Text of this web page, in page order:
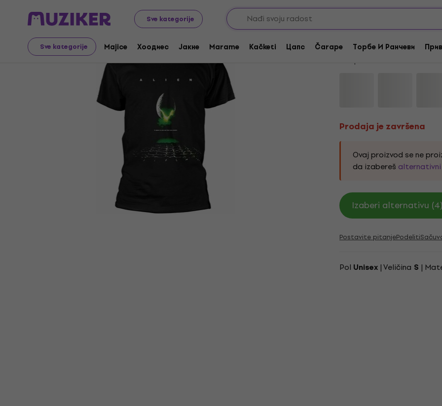
Sve kategorije
Sve kategorije Majice Хоодиес Јакне Marame Kačketi Цапс Čarape Торбе И Ранчеви
Merch Music Merch
Prodaja je završena
Prodaja je završena
Alien Original
Kod proizvoda:
Prodaja je završena
Ovaj proizvod se ne
da izabereš
Izaberi alternativu (4)
Postavite pitanjePodeliti
Pol Unisex | Veličina S |